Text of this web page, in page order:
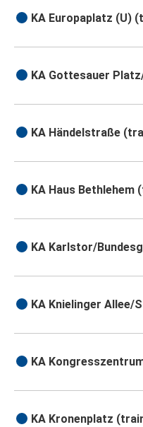
KA Europaplatz (U)
KA Gottesauer
KA Händelstraße
KA Haus Bethlehem
KA Karlstor/
KA Knielinger Allee/
KA
KA Kronenplatz